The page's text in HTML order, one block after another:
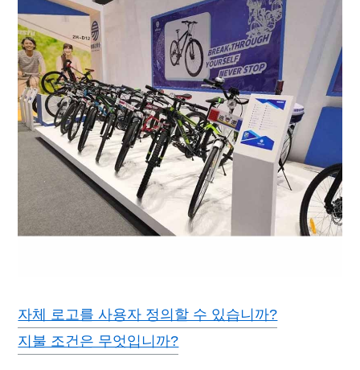
자체 로고를 사용자 정의할 수 있습니까?
지불 조건은 무엇입니까?